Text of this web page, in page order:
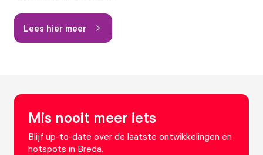
Lees hier meer
Mis nooit meer iets
Blijf up-to-date over de laatste ontwikkelingen en
hotspots in Breda.